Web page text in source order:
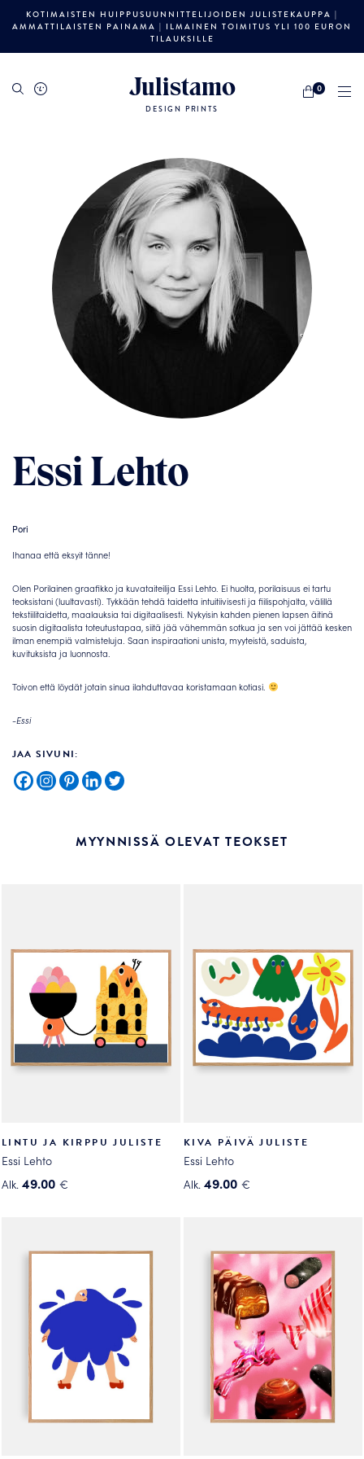
KOTIMAISTEN HUIPPUSUUNNITTELIJOIDEN JULISTEKAUPPA |
AMMATTILAISTEN PAINAMA | ILMAINEN TOIMITUS YLI 100 EURON
TILAUKSILLE
Julistamo
DESIGN PRINTS
0
Essi Lehto
Pori
Ihanaa että eksyit tänne!
Olen Porilainen graafikko ja kuvataiteilija Essi Lehto. Ei huolta, porilaisuus ei tartu
teoksistani (luultavasti). Tykkään tehdä taidetta intuitiivisesti ja fiilispohjalta, välillä
tekstiilitaidetta, maalauksia tai digitaalisesti. Nykyisin kahden pienen lapsen äitinä
suosin digitaalista toteutustapaa, siitä jää vähemmän sotkua ja sen voi jättää kesken
ilman enempiä valmisteluja. Saan inspiraationi unista, myyteistä, saduista,
kuvituksista ja luonnosta.
Toivon että löydät jotain sinua ilahduttavaa koristamaan kotiasi.
-Essi
JAA SIVUNI:
MYYNNISSÄ OLEVAT TEOKSET
LINTU JA KIRPPU JULISTE
Essi Lehto
Alk. 49.00 €
valinnat
tuotteen
KIVA PÄIVÄ JULISTE
Essi Lehto
Alk. 49.00 €
useampi
muunnelma.
tehdä
valinnat
tuotteen
sivulla.